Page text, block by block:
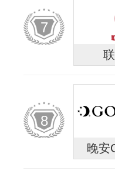
7
8
晚安